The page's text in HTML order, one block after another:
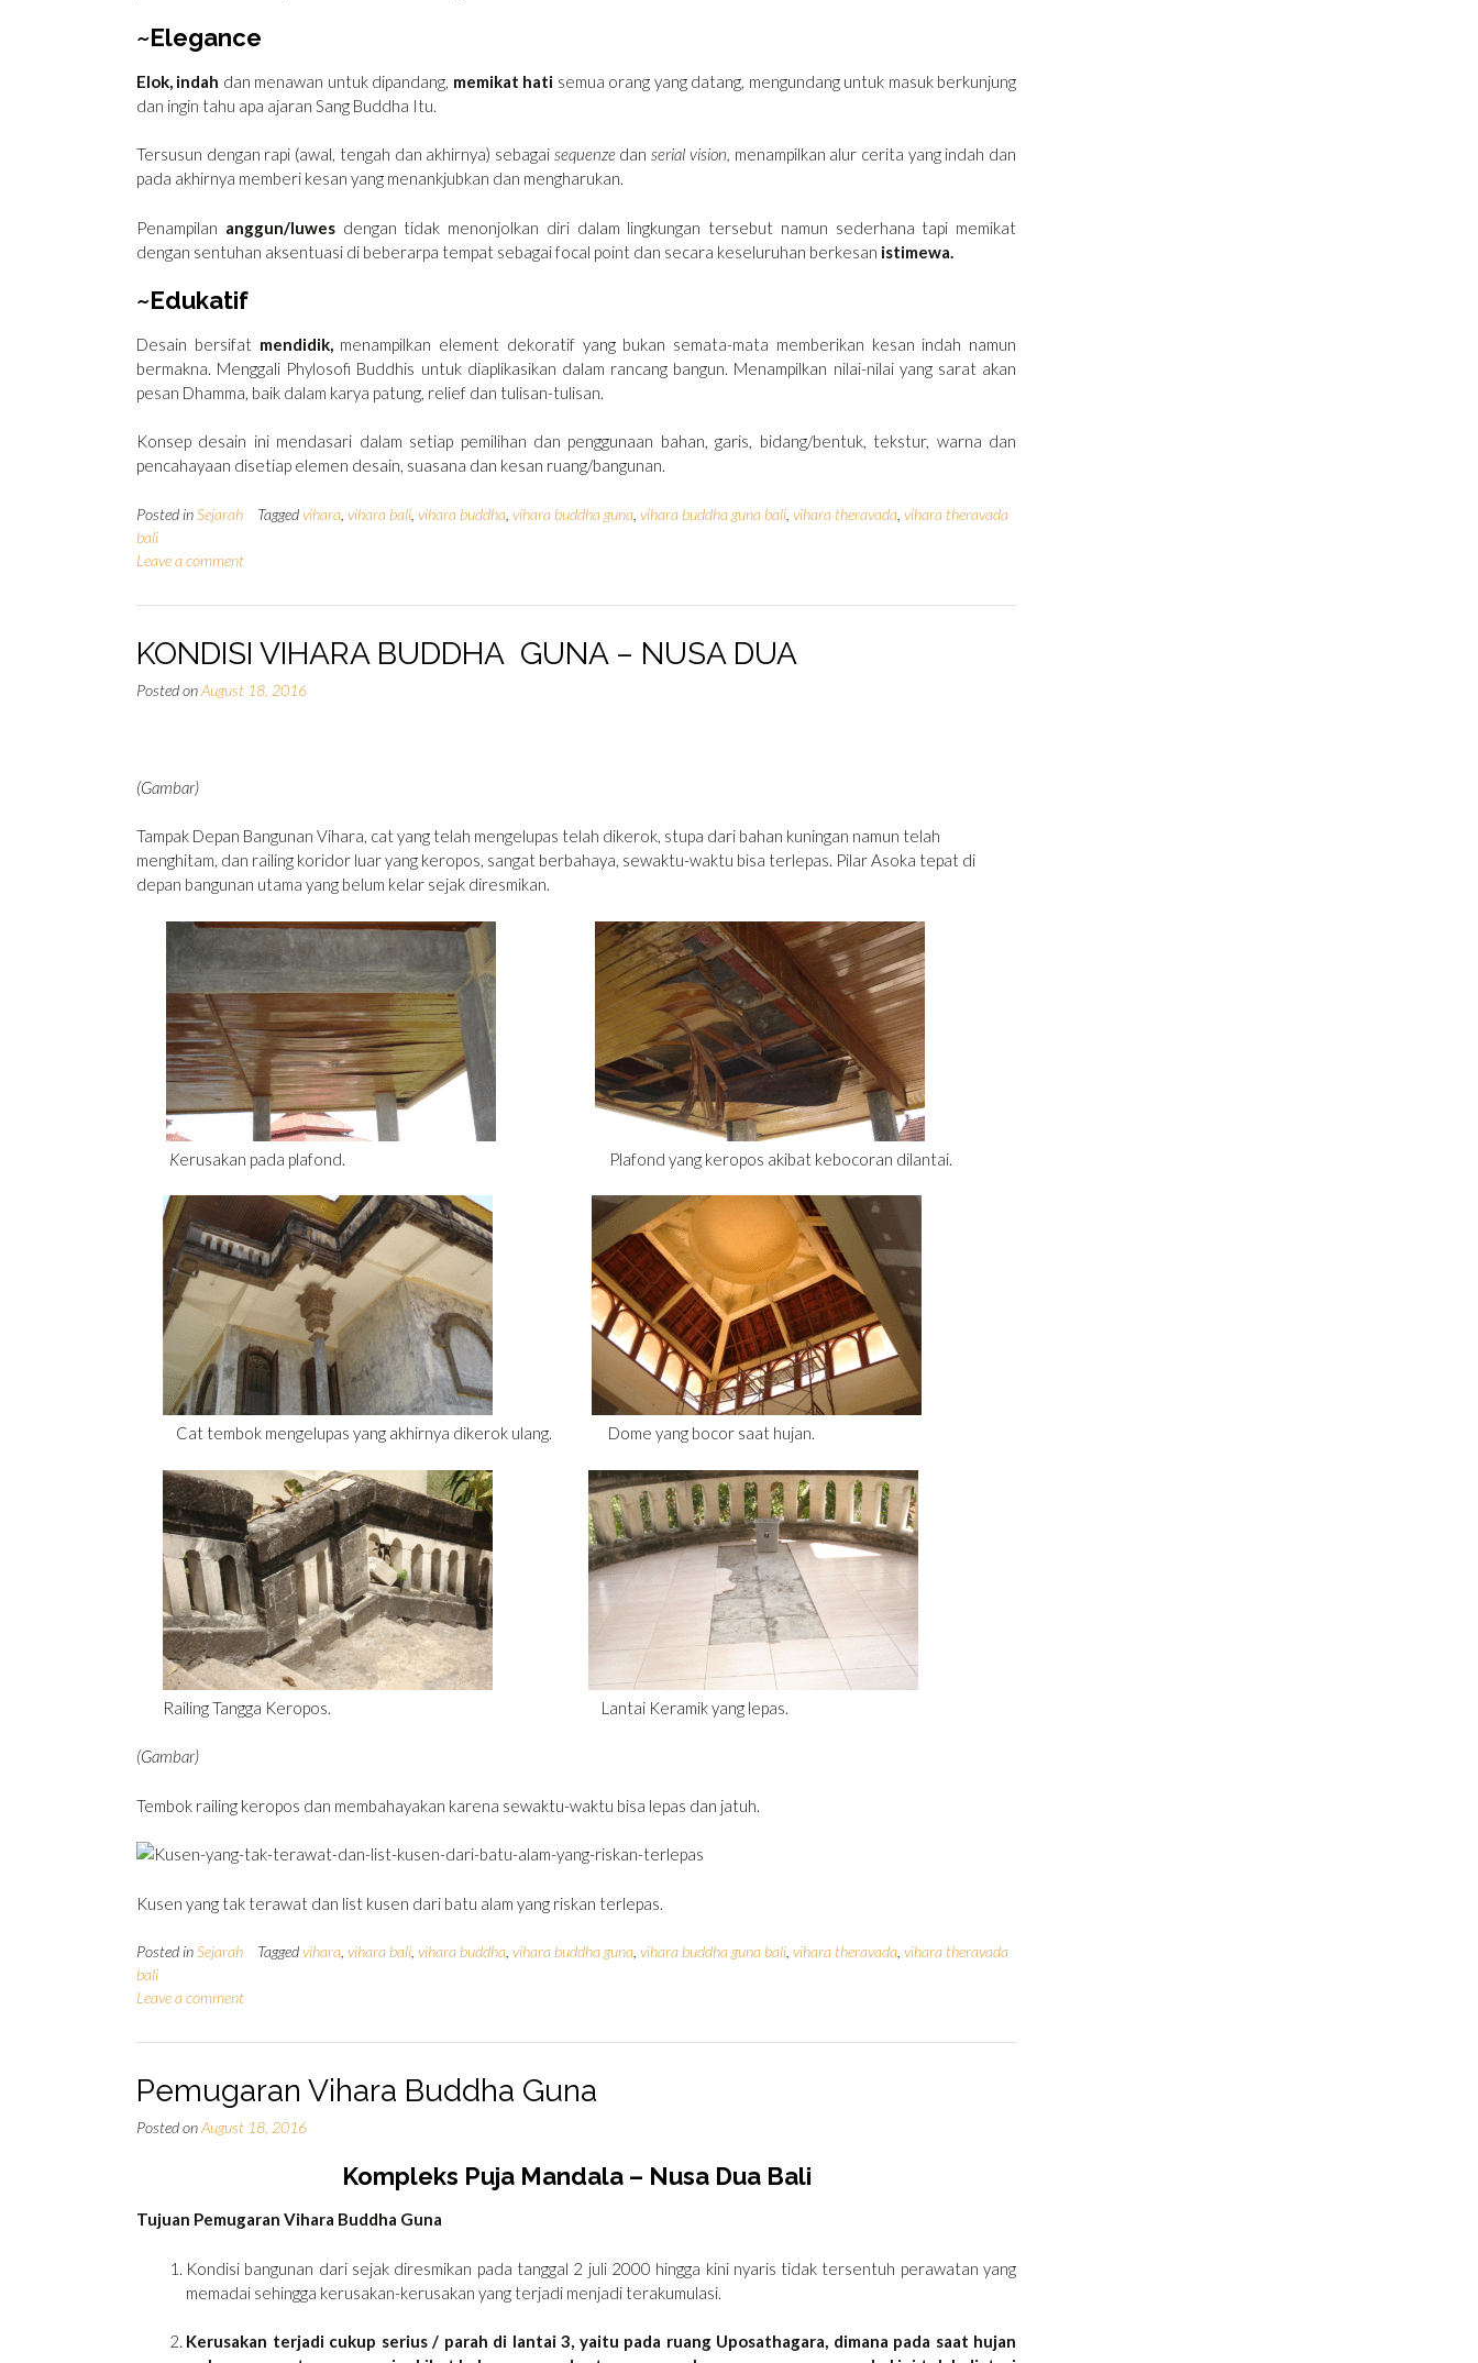
~Elegance
Elok, indah dan menawan untuk dipandang, memikat hati semua orang yang datang, mengundang untuk masuk berkunjung
dan ingin tahu apa ajaran Sang Buddha Itu.
Tersusun dengan rapi (awal, tengah dan akhirnya) sebagai sequenzedanserial vision, menampilkan alur cerita yang indah dan
pada akhirnya memberi kesan yang menankjubkan dan mengharukan.
Penampilan anggun/luwes dengan tidak menonjolkan diri dalam lingkungan tersebut namun sederhana tapi memikat
dengan sentuhan aksentuasi di beberarpa tempat sebagai focal point dan secara keseluruhan berkesan istimewa.
~Edukatif
Desain bersifat mendidik, menampilkan element dekoratif yang bukan semata-mata memberikan kesan indah namun
bermakna. Menggali Phylosofi Buddhis untuk diaplikasikan dalam rancang bangun. Menampilkan nilai-nilai yang sarat akan
pesan Dhamma, baik dalam karya patung, relief dan tulisan-tulisan.
Konsep desain ini mendasari dalam setiap pemilihan dan penggunaan bahan, garis, bidang/bentuk, tekstur, warna dan
pencahayaan disetiap elemen desain, suasana dan kesan ruang/bangunan.
Posted inSejarah Taggedvihara vihara bali vihara buddha vihara buddha guna vihara buddha guna bali vihara theravada vihara theravada
bali
Leave a comment
KONDISI VIHARA BUDDHA GUNA – NUSA DUA
Posted onAugust 18, 2016
(Gambar)
Tampak Depan Bangunan Vihara, cat yang telah mengelupas telah dikerok, stupa dari bahan kuningan namun telah
menghitam, dan railing koridor luar yang keropos, sangat berbahaya, sewaktu-waktu bisa terlepas. Pilar Asoka tepat di
depan bangunan utama yang belum kelar sejak diresmikan.
Kerusakan pada plafond. Plafond yang keropos akibat kebocoran dilantai.
Cat tembok mengelupas yang akhirnya dikerok ulang. Dome yang bocor saat hujan.
Railing Tangga Keropos. Lantai Keramik yang lepas.
(Gambar)
Tembok railing keropos dan membahayakan karena sewaktu-waktu bisa lepas dan jatuh.
Kusen yang tak terawat dan list kusen dari batu alam yang riskan terlepas.
Posted inSejarah Taggedvihara vihara bali vihara buddha vihara buddha guna vihara buddha guna bali vihara theravada vihara theravada
bali
Leave a comment
Pemugaran Vihara Buddha Guna
Posted onAugust 18, 2016
Kompleks Puja Mandala – Nusa Dua Bali
Tujuan Pemugaran Vihara Buddha Guna
Kondisi bangunan dari sejak diresmikan pada tanggal 2 juli 2000 hingga kini nyaris tidak tersentuh perawatan yang
memadai sehingga kerusakan-kerusakan yang terjadi menjadi terakumulasi.
Kerusakan terjadi cukup serius / parah di lantai 3, yaitu pada ruang Uposathagara, dimana pada saat hujan